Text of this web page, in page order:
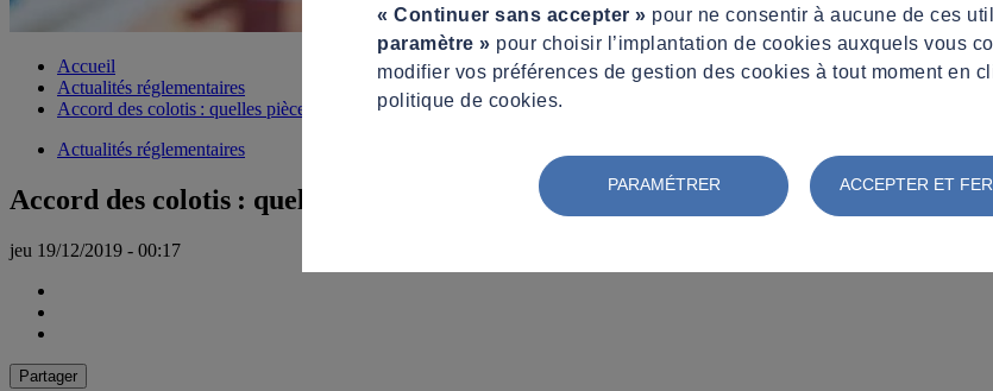
Accueil
Actualités réglementaires
Accord des colotis : quelles pièces exiger ?
Actualités réglementaires
Accord des colotis : quelles pièces exiger ?
jeu 19/12/2019 - 00:17
Partager
« Continuer sans accepter » pour ne consentir à aucune de ces
paramètre » pour choisir l’implantation de cookies auxquels vous
modifier vos préférences de gestion des cookies à tout moment en
politique de cookies.
PARAMÉTRER ACCEPTER ET